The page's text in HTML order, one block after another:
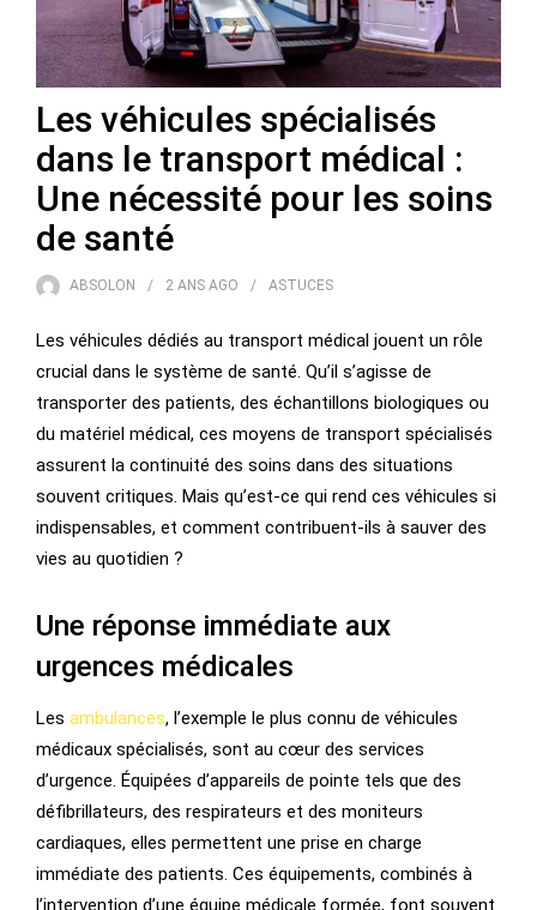
Les véhicules spécialisés
dans le transport médical :
Une nécessité pour les soins
de santé
ABSOLON 2 ANS AGO ASTUCES
Les véhicules dédiés au transport médical jouent un rôle
crucial dans le système de santé. Qu’il s’agisse de
transporter des patients, des échantillons biologiques ou
du matériel médical, ces moyens de transport spécialisés
assurent la continuité des soins dans des situations
souvent critiques. Mais qu’est-ce qui rend ces véhicules si
indispensables, et comment contribuent-ils à sauver des
vies au quotidien ?
Une réponse immédiate aux
urgences médicales
Les ambulances, l’exemple le plus connu de véhicules
médicaux spécialisés, sont au cœur des services
d’urgence. Équipées d’appareils de pointe tels que des
défibrillateurs, des respirateurs et des moniteurs
cardiaques, elles permettent une prise en charge
immédiate des patients. Ces équipements, combinés à
l’intervention d’une équipe médicale formée, font souvent